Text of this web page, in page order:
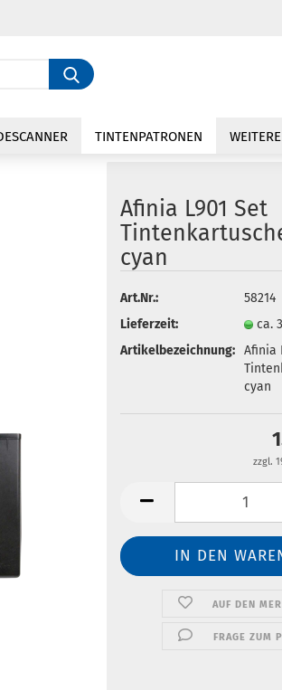
Konto erstellen
Passwort vergessen?
Suche...
TINTENPATRONEN WEITERE
Afinia L901 Set
cyan
Art.Nr.:
58214
Lieferzeit:
ca.
Artikelbezeichnung:
Afinia
cyan
zzgl.
AUF DEN
FRAGE ZUM